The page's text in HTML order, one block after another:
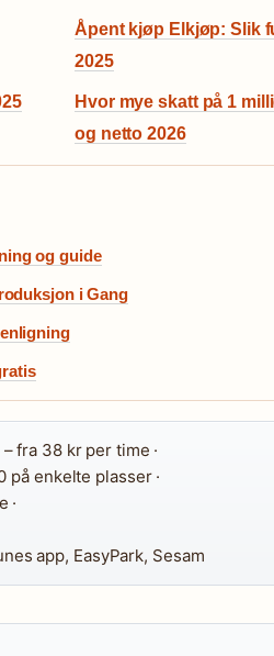
Åpent kjøp Elkjøp: Slik
2025
Hvor mye skatt på 1
og netto 2026
og guide
i Gang
fra 38 kr per time ·
på enkelte plasser ·
·
app, EasyPark, Sesam